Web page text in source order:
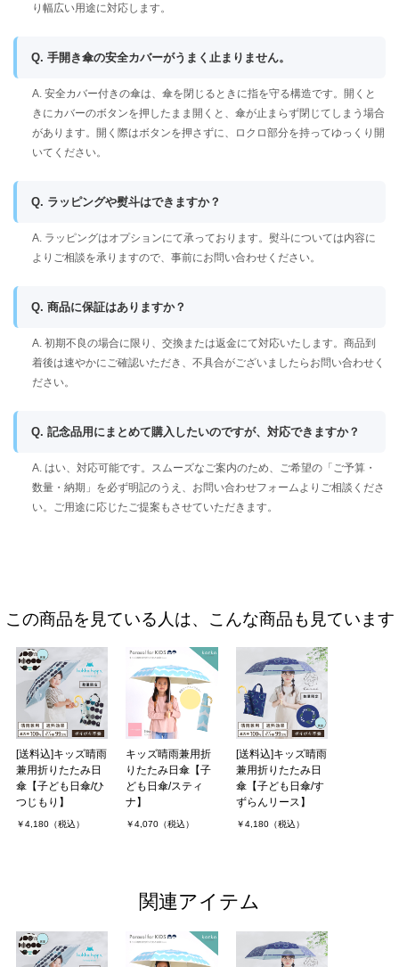
り幅広い用途に対応します。
Q. 手開き傘の安全カバーがうまく止まりません。
A. 安全カバー付きの傘は、傘を閉じるときに指を守る構造です。開くと
きにカバーのボタンを押したまま開くと、傘が止まらず閉じてしまう場合
があります。開く際はボタンを押さずに、ロクロ部分を持ってゆっくり開
いてください。
Q. ラッピングや熨斗はできますか？
A. ラッピングはオプションにて承っております。熨斗については内容に
よりご相談を承りますので、事前にお問い合わせください。
Q. 商品に保証はありますか？
A. 初期不良の場合に限り、交換または返金にて対応いたします。商品到
着後は速やかにご確認いただき、不具合がございましたらお問い合わせく
ださい。
Q. 記念品用にまとめて購入したいのですが、対応できますか？
A. はい、対応可能です。スムーズなご案内のため、ご希望の「ご予算・
数量・納期」を必ず明記のうえ、お問い合わせフォームよりご相談くださ
い。ご用途に応じたご提案もさせていただきます。
この商品を見ている人は、こんな商品も見ています
[送料込]キッズ晴雨
兼用折りたたみ日
傘【子ども日傘/ひ
つじもり】
￥4,180（税込）
キッズ晴雨兼用折
りたたみ日傘【子
ども日傘/スティ
ナ】
￥4,070（税込）
[送料込]キッズ晴雨
兼用折りたたみ日
傘【子ども日傘/す
ずらんリース】
￥4,180（税込）
関連アイテム